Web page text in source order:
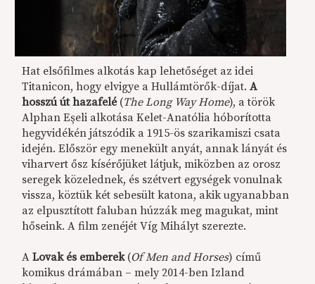
Hat elsőfilmes alkotás kap lehetőséget az idei
Titanicon, hogy elvigye a Hullámtörők-díjat.A
hosszú út hazafelé (The Long Way Home), a török
Alphan Eşeli alkotása Kelet-Anatólia hóborította
hegyvidékén játszódik a 1915-ös szarikamiszi csata
idején. Először egy menekült anyát, annak lányát és
viharvert ősz kísérőjüket látjuk, miközben az orosz
seregek közelednek, és szétvert egységek vonulnak
vissza, köztük két sebesült katona, akik ugyanabban
az elpusztított faluban húzzák meg magukat, mint
hőseink. A film zenéjét Víg Mihályt szerezte.
ALovak és emberek (Of Men and Horses) című
komikus drámában – mely 2014-ben Izland